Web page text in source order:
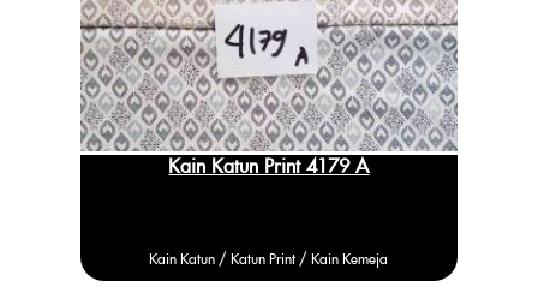
Kain Katun Print 4179 A
Kain Katun / Katun Print / Kain Kemeja